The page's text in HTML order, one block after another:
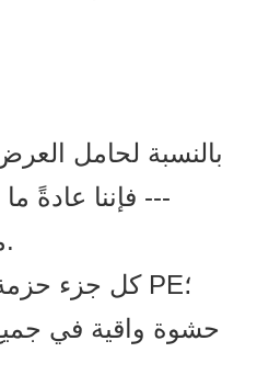
بالنسبة لحامل
فإننا عادةً ما نحزم بهذه الطريقة ---
1. معبأة غير مجمعة.